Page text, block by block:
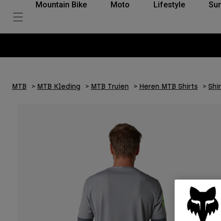
Mountain Bike Moto Lifestyle
MTB MTB Kleding MTB Truien Heren MTB Shirts